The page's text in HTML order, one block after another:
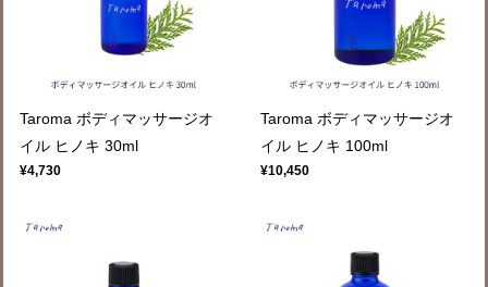
Taroma ボディマッサージオ
イル ヒノキ 30ml
¥4,730
Taroma ボディマッサージオ
イル ヒノキ 100ml
¥10,450